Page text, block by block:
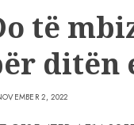
të
ditën
2, 2022